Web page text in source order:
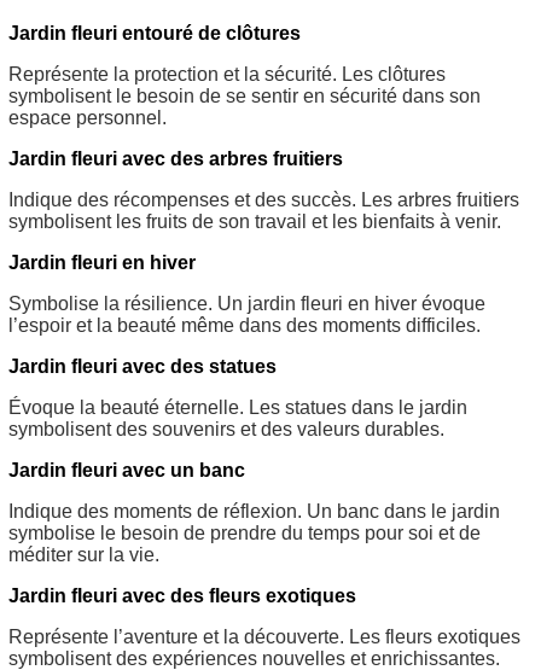
Jardin fleuri entouré de clôtures
Représente la protection et la sécurité. Les clôtures
symbolisent le besoin de se sentir en sécurité dans son
espace personnel.
Jardin fleuri avec des arbres fruitiers
Indique des récompenses et des succès. Les arbres fruitiers
symbolisent les fruits de son travail et les bienfaits à venir.
Jardin fleuri en hiver
Symbolise la résilience. Un jardin fleuri en hiver évoque
l’espoir et la beauté même dans des moments difficiles.
Jardin fleuri avec des statues
Évoque la beauté éternelle. Les statues dans le jardin
symbolisent des souvenirs et des valeurs durables.
Jardin fleuri avec un banc
Indique des moments de réflexion. Un banc dans le jardin
symbolise le besoin de prendre du temps pour soi et de
méditer sur la vie.
Jardin fleuri avec des fleurs exotiques
Représente l’aventure et la découverte. Les fleurs exotiques
symbolisent des expériences nouvelles et enrichissantes.